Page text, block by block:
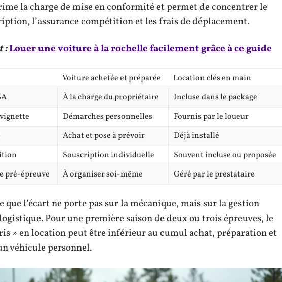
la charge de mise en conformité et permet de concentrer le
l’assurance compétition et les frais de déplacement.
:Louer une voiture à la rochelle facilement grâce à ce guide
Voiture achetée et préparée
Location clés en main
À la charge du propriétaire
Incluse dans le package
Démarches personnelles
Fournis par le loueur
Achat et pose à prévoir
Déjà installé
Souscription individuelle
Souvent incluse ou proposée
pré-épreuve
À organiser soi-même Géré par le prestataire
que l’écart ne porte pas sur la mécanique, mais sur la gestion
Pour une première saison de deux ou trois épreuves, le
» en location peut être inférieur au cumul achat, préparation et
véhicule personnel.